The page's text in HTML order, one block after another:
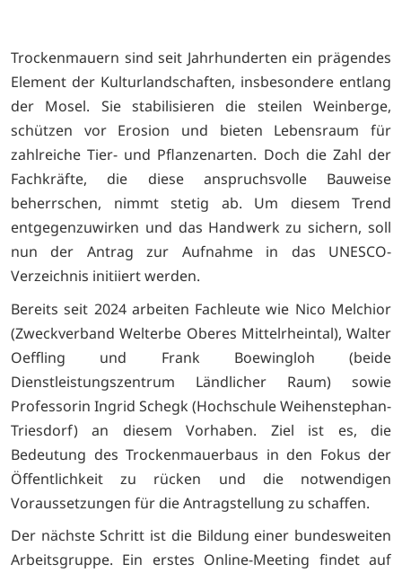
Trockenmauern sind seit Jahrhunderten ein prägendes
Element der Kulturlandschaften, insbesondere entlang
der Mosel. Sie stabilisieren die steilen Weinberge,
schützen vor Erosion und bieten Lebensraum für
zahlreiche Tier- und Pflanzenarten. Doch die Zahl der
Fachkräfte, die diese anspruchsvolle Bauweise
beherrschen, nimmt stetig ab. Um diesem Trend
entgegenzuwirken und das Handwerk zu sichern, soll
nun der Antrag zur Aufnahme in das UNESCO-
Verzeichnis initiiert werden.
Bereits seit 2024 arbeiten Fachleute wie Nico Melchior
(Zweckverband Welterbe Oberes Mittelrheintal), Walter
Oeffling und Frank Boewingloh (beide
Dienstleistungszentrum Ländlicher Raum) sowie
Professorin Ingrid Schegk (Hochschule Weihenstephan-
Triesdorf) an diesem Vorhaben. Ziel ist es, die
Bedeutung des Trockenmauerbaus in den Fokus der
Öffentlichkeit zu rücken und die notwendigen
Voraussetzungen für die Antragstellung zu schaffen.
Der nächste Schritt ist die Bildung einer bundesweiten
Arbeitsgruppe. Ein erstes Online-Meeting findet auf